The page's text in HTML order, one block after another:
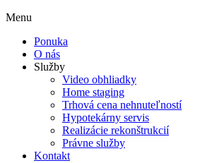
Menu
Ponuka
O nás
Služby
Video obhliadky
Home staging
Trhová cena nehnuteľností
Hypotekárny servis
Realizácie rekonštrukcií
Právne služby
Kontakt